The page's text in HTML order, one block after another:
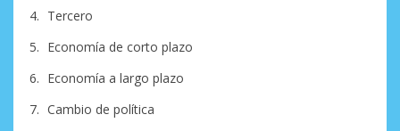
Tercero
Economía de corto plazo
Economía a largo plazo
Cambio de política